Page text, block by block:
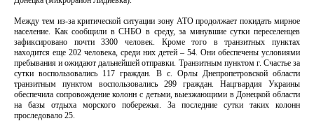
Между тем из-за критической ситуации зону АТО продолжает покидать мирное
население. Как сообщили в СНБО в среду, за минувшие сутки переселенцев
зафиксировано почти 3300 человек. Кроме того в транзитных пунктах
находится еще 202 человека, среди них детей – 54. Они обеспечены условиями
пребывания и ожидают дальнейшей отправки. Транзитным пунктом г. Счастье за
сутки воспользовались 117 граждан. В с. Орлы Днепропетровской области
транзитным пунктом воспользовались 299 граждан. Нацгвардия Украины
обеспечила сопровождение колонн с детьми, выезжающими в Донецкой области
на базы отдыха морского побережья. За последние сутки таких колонн
проследовало 25.